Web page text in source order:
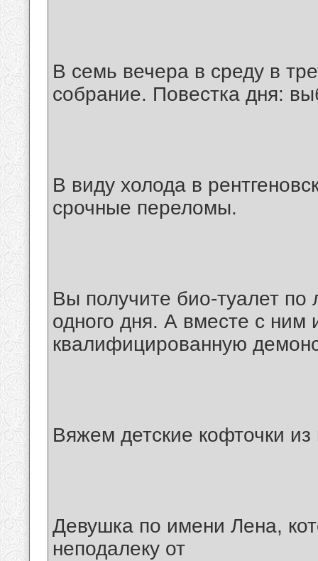
В семь вечера в среду в
собрание. Повестка дня:
В виду холода в
срочные переломы.
Вы получите био-туалет
одного дня. А вместе с ним
квалифицированную
Вяжем детские кофточки
Девушка по имени Лена,
неподалеку от